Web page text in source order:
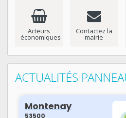
Acteurs
économiques
Contactez la
mairie
ACTUALITÉS